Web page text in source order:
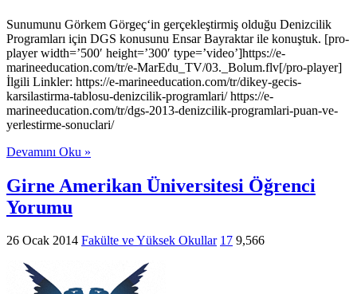
Sunumunu Görkem Görgeç‘in gerçekleştirmiş olduğu Denizcilik
Programları için DGS konusunu Ensar Bayraktar ile konuştuk. [pro-
player width=’500′ height=’300′ type=’video’]https://e-
marineeducation.com/tr/e-MarEdu_TV/03._Bolum.flv[/pro-player]
İlgili Linkler: https://e-marineeducation.com/tr/dikey-gecis-
karsilastirma-tablosu-denizcilik-programlari/ https://e-
marineeducation.com/tr/dgs-2013-denizcilik-programlari-puan-ve-
yerlestirme-sonuclari/
Devamını Oku »
Girne Amerikan Üniversitesi Öğrenci
Yorumu
26 Ocak 2014 Fakülte ve Yüksek Okullar 17 9,566